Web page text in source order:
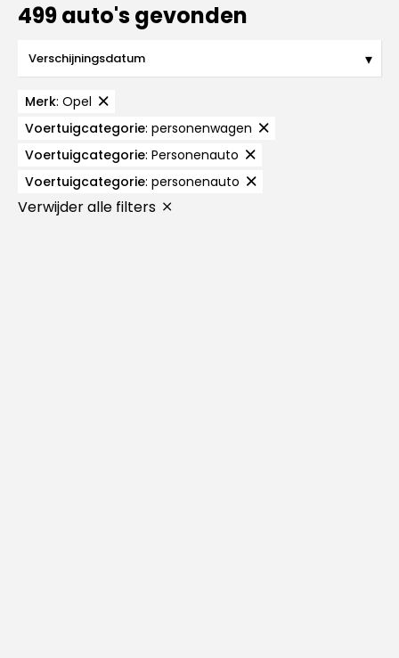
499 auto's gevonden
Merk: Opel
Voertuigcategorie: personenwagen
Voertuigcategorie: Personenauto
Voertuigcategorie: personenauto
Verwijder alle filters